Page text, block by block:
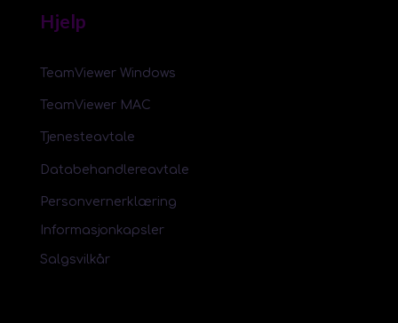
Hjelp
TeamViewer Windows
TeamViewer MAC
Tjenesteavtale
Databehandlereavtale
Personvernerklæring
Informasjonkapsler
Salgsvilkår